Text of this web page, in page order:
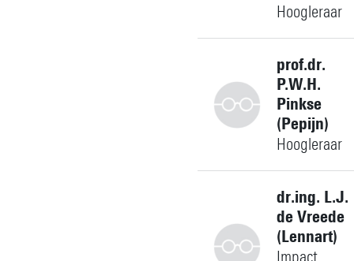
Hoogleraar
+31534896104
Gebouw: Carré C4617
prof.dr.
P.W.H.
Pinkse
(Pepijn)
Hoogleraar
+31534895904dr.ing. L.J.
de Vreede
(Lennart)